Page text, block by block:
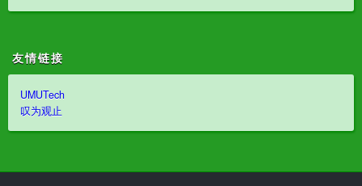
友情链接
UMUTech
叹为观止